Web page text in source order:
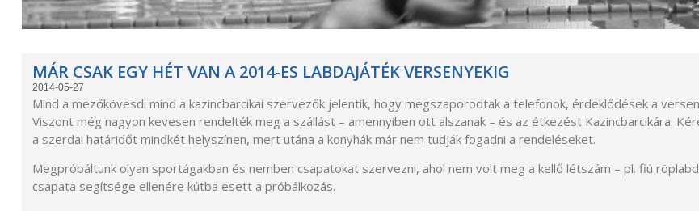
MÁR CSAK EGY HÉT VAN A 2014-ES LABDAJÁTÉK VERSENYEKIG
2014-05-27
Mind a mezőkövesdi mind a kazincbarcikai szervezők jelentik, hogy megszaporodtak a telefonok, érdeklődések a
Viszont még nagyon kevesen rendelték meg a szállást – amennyiben ott alszanak – és az étkezést Kazincbarcikára.
a szerdai határidőt mindkét helyszínen, mert utána a konyhák már nem tudják fogadni a rendeléseket.
Megpróbáltunk olyan sportágakban és nemben csapatokat szervezni, ahol nem volt meg a kellő létszám – pl. fiú
csapata segítsége ellenére kútba esett a próbálkozás.